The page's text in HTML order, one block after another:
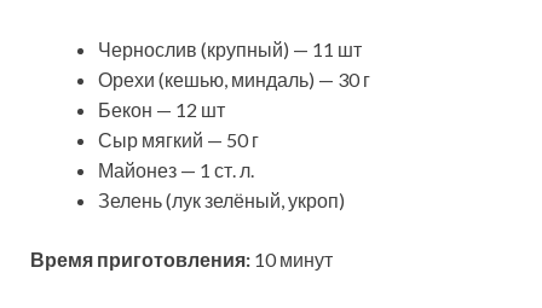
Чернослив (крупный) — 11 шт
Орехи (кешью, миндаль) — 30 г
Бекон — 12 шт
Сыр мягкий — 50 г
Майонез — 1 ст. л.
Зелень (лук зелёный, укроп)
Время приготовления: 10 минут